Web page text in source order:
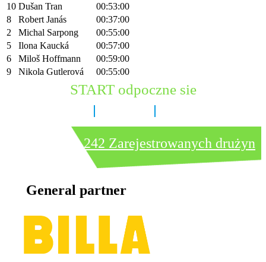
10 Dušan Tran
00:53:00
8
Robert Janás
00:37:00
2
Michal Sarpong
00:55:00
5
Ilona Kaucká
00:57:00
6
Miloš Hoffmann
00:59:00
9
Nikola Gutlerová 00:55:00
START odpoczne sie
242 Zarejestrowanych drużyn
General partner